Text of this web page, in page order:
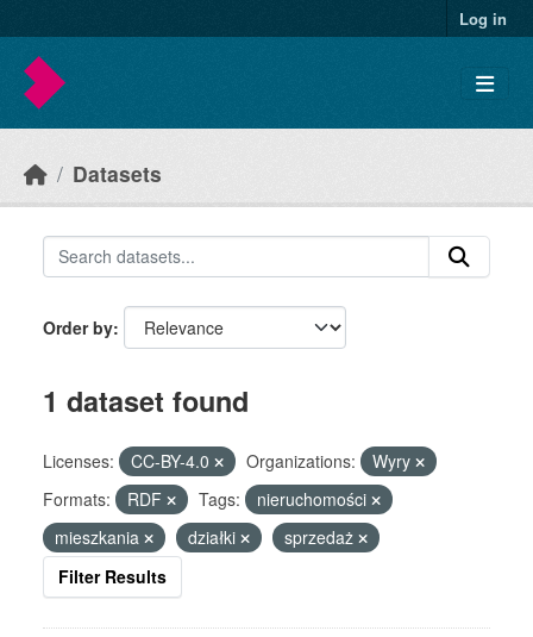
Log in
Datasets
Order by
1 dataset found
Licenses: CC-BY-4.0 Organizations:
Wyry
Formats:
RDF Tags:
nieruchomości
mieszkania
działki
sprzedaż
Filter Results